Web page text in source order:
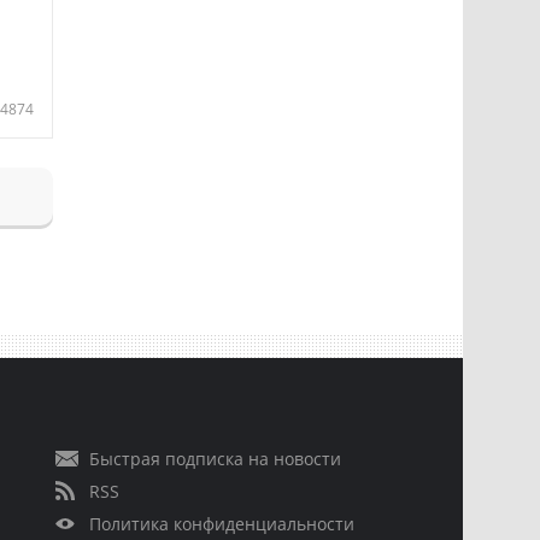
4874
Быстрая подписка на новости
RSS
Политика конфиденциальности